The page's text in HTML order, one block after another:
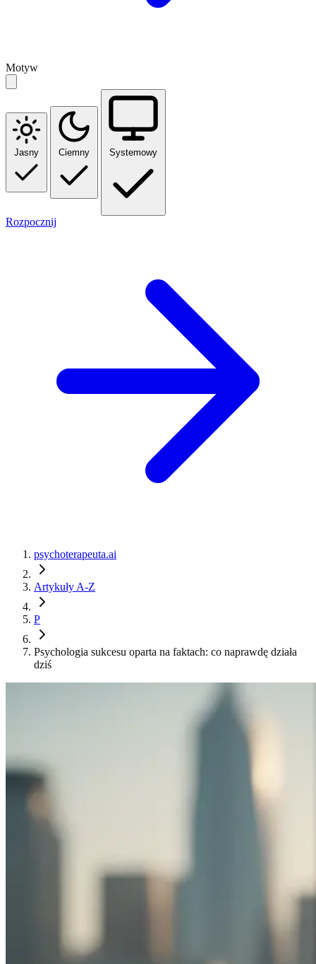
Motyw
Jasny Ciemny Systemowy
Rozpocznij
psychoterapeuta.ai
Artykuły A-Z
P
Psychologia sukcesu oparta na faktach: co naprawdę działa
dziś